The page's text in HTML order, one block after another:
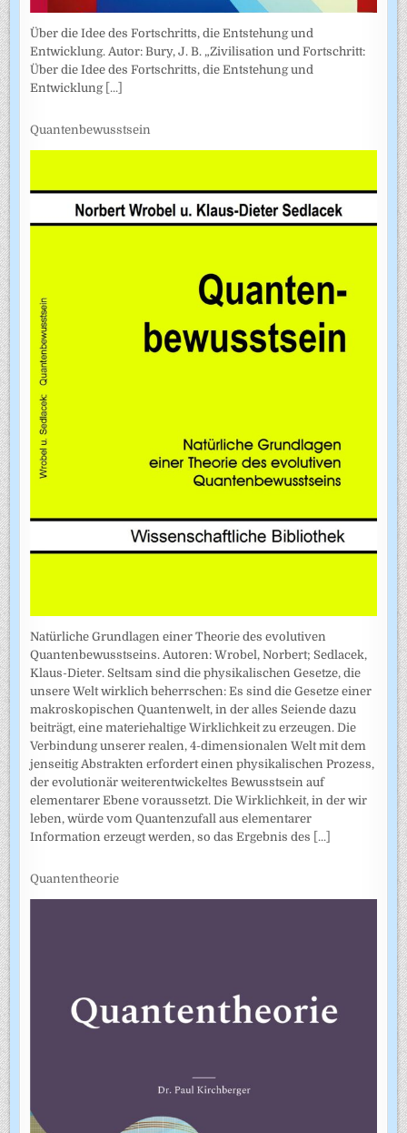
Über die Idee des Fortschritts, die Entstehung und
Entwicklung. Autor: Bury, J. B. „Zivilisation und Fortschritt:
Über die Idee des Fortschritts, die Entstehung und
Entwicklung [...]
Quantenbewusstsein
Natürliche Grundlagen einer Theorie des evolutiven
Quantenbewusstseins. Autoren: Wrobel, Norbert; Sedlacek,
Klaus-Dieter. Seltsam sind die physikalischen Gesetze, die
unsere Welt wirklich beherrschen: Es sind die Gesetze einer
makroskopischen Quantenwelt, in der alles Seiende dazu
beiträgt, eine materiehaltige Wirklichkeit zu erzeugen. Die
Verbindung unserer realen, 4-dimensionalen Welt mit dem
jenseitig Abstrakten erfordert einen physikalischen Prozess,
der evolutionär weiterentwickeltes Bewusstsein auf
elementarer Ebene voraussetzt. Die Wirklichkeit, in der wir
leben, würde vom Quantenzufall aus elementarer
Information erzeugt werden, so das Ergebnis des [...]
Quantentheorie